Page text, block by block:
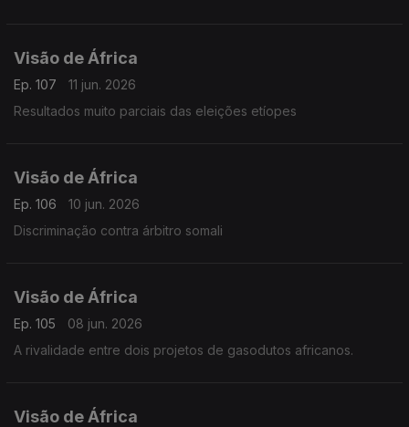
Visão de África
Ep. 107
11 jun. 2026
Resultados muito parciais das eleições etíopes
Visão de África
Ep. 106
10 jun. 2026
Discriminação contra árbitro somali
Visão de África
Ep. 105
08 jun. 2026
A rivalidade entre dois projetos de gasodutos africanos.
Visão de África